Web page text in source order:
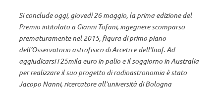
Si conclude oggi, giovedì 26 maggio, la prima edizione del
Premio intitolato a Gianni Tofani, ingegnere scomparso
prematuramente nel 2015, figura di primo piano
dell’Osservatorio astrofisico di Arcetri e dell’Inaf. Ad
aggiudicarsi i 25mila euro in palio e il soggiorno in Australia
per realizzare il suo progetto di radioastronomia è stato
Jacopo Nanni, ricercatore all’università di Bologna